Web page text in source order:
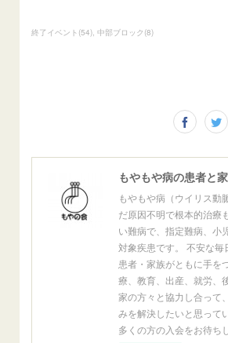
終了イベント (54) 中部ブロック (8)
もやもや病（ウイリス動
だ原因不明で根本的治療
い難病で、指定難病、小
対象疾患です。 不安な毎
患者・家族がともに手を
療、教育、出産、就労、
家の方々と協力し合って
みを解決したいと思って
多くの方の入会をお待ち